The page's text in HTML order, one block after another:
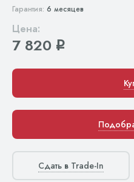
Гарантия: 6 месяцев
Цена:
7 820 q
Сдать в Trade-In